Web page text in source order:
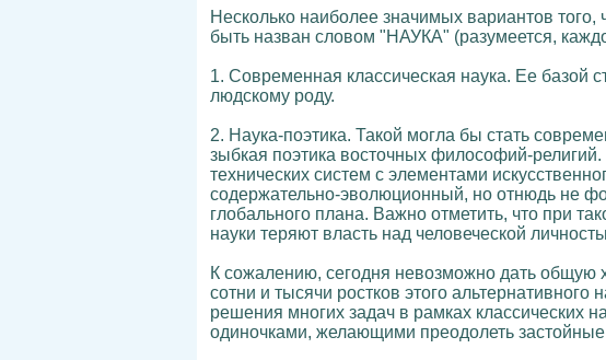
Несколько наиболее значимых вариантов
быть назван словом "НАУКА" (разумеется,
1. Современная классическая наука. Ее базой
людскому роду.
2. Наука-поэтика. Такой могла бы стать
зыбкая поэтика восточных философий-
технических систем с элементами
содержательно-эволюционный, но отнюдь не
глобального плана. Важно отметить, что при
науки теряют власть над человеческой
К сожалению, сегодня невозможно дать общую
сотни и тысячи ростков этого
решения многих задач в рамках классических
одиночками, желающими преодолеть